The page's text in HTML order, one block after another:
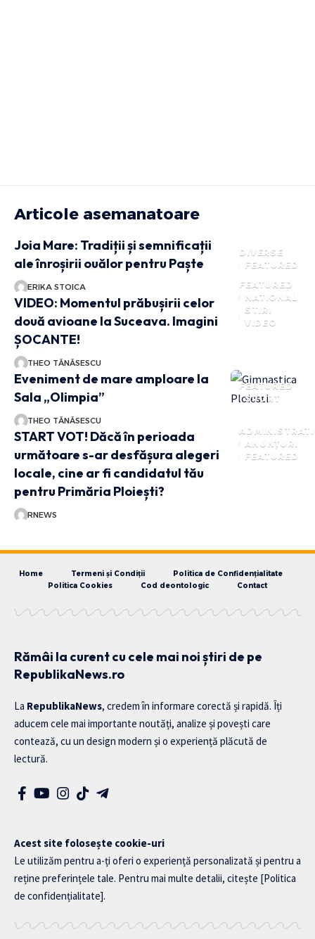
Articole asemanatoare
DIVERSE
FEATURED
Joia Mare: Tradiții și semnificații
ale înroșirii ouălor pentru Paște
ERIKA STOICA
FEATURED
NATIONAL
STIRI
VIDEO
VIDEO: Momentul prăbușirii celor
două avioane la Suceava. Imagini
ȘOCANTE!
THEO TĂNĂSESCU
FEATURED
SPORT
Eveniment de mare amploare la
Sala „Olimpia”
THEO TĂNĂSESCU
ANUNȚURI
FEATURED
START VOT! Dăcă în perioada
următoare s-ar desfășura alegeri
locale, cine ar fi candidatul tău
pentru Primăria Ploiești?
RNEWS
Home Termeni și Condiții
Politica de Confidențialitate
Politica Cookies
Cod deontologic Contact
Rămâi la curent cu cele mai noi știri de pe
RepublikaNews.ro
La RepublikaNews, credem în informare corectă și rapidă. Îți
aducem cele mai importante noutăți, analize și povești care
contează, cu un design modern și o experiență plăcută de
lectură.
Acest site folosește cookie-uri
Le utilizăm pentru a-ți oferi o experiență personalizată și pentru a
reține preferințele tale. Pentru mai multe detalii, citește [Politica
de confidențialitate].